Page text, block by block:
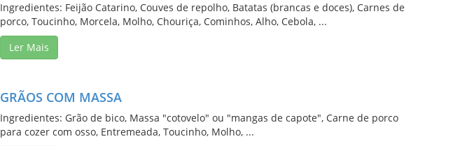
Ingredientes: Feijão Catarino, Couves de repolho, Batatas (brancas e doces), Carnes de
porco, Toucinho, Morcela, Molho, Chouriça, Cominhos, Alho, Cebola, ...
Ler Mais
GRÃOS COM MASSA
Ingredientes: Grão de bico, Massa "cotovelo" ou "mangas de capote", Carne de porco
para cozer com osso, Entremeada, Toucinho, Molho, ...